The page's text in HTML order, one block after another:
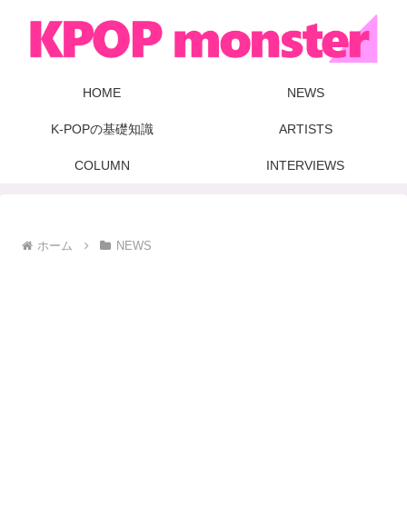
HOME NEWS
K-POPの基礎知識 ARTISTS
COLUMN INTERVIEWS
ホーム NEWS